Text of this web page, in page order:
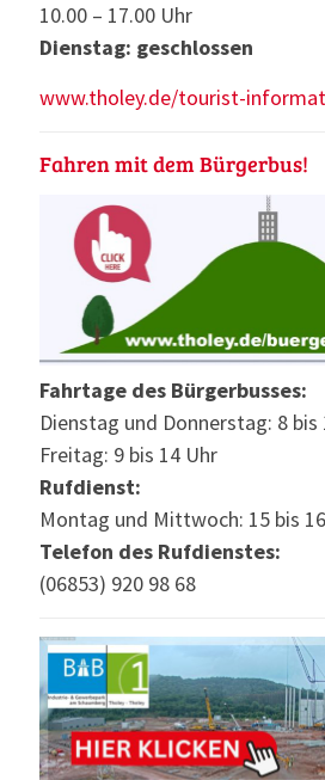
10.00 – 17.00 Uhr
Dienstag: geschlossen
www.tholey.de/tourist-
Fahren mit dem Bürgerbus!
Fahrtage des Bürgerbusses:
Dienstag und Donnerstag: 8 bis
Freitag: 9 bis 14 Uhr
Rufdienst:
Montag und Mittwoch: 15 bis
Telefon des Rufdienstes:
(06853) 920 98 68